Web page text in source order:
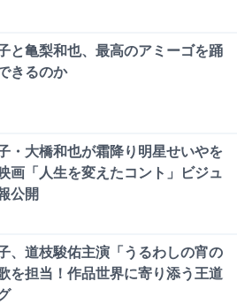
と亀梨和也、最高のアミーゴを踊
きるのか
・大橋和也が霜降り明星せいやを
画「人生を変えたコント」ビジュ
公開
、道枝駿佑主演「うるわしの宵の
を担当！作品世界に寄り添う王道